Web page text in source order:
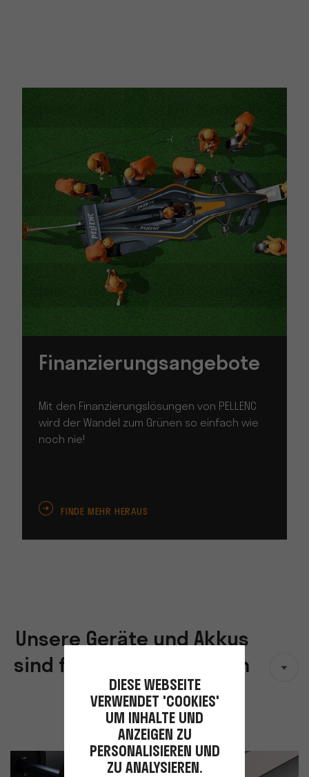
Finanzierungsangebote
Mit den Finanzierungslösungen von PELLENC
wird der Wandel zum Grünen so einfach wie
noch nie!
FINDE MEHR HERAUS
Unsere Geräte und Akkus
sind für ein langes Leben
gebaut
DIESE WEBSEITE
VERWENDET 'COOKIES'
UM INHALTE UND
ANZEIGEN ZU
PERSONALISIEREN UND
ZU ANALYSIEREN.